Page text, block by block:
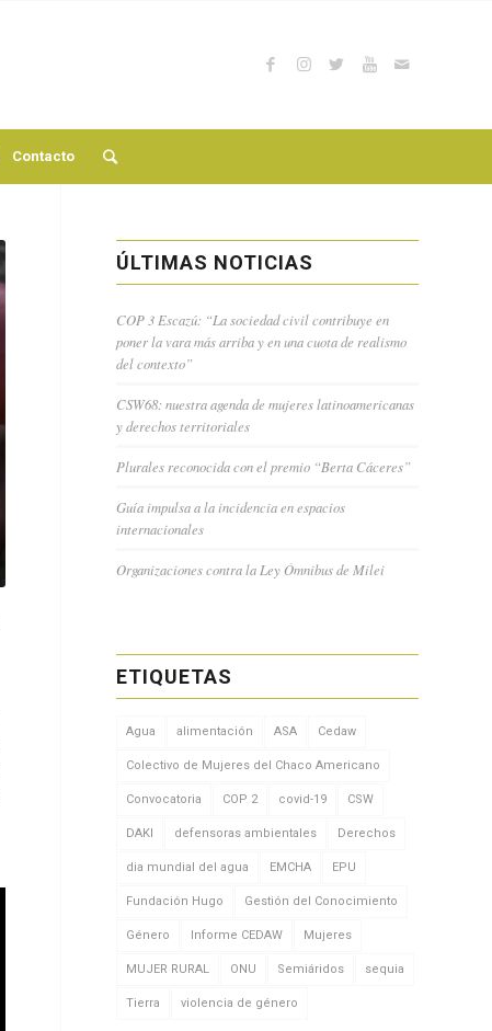
Contacto
ÚLTIMAS NOTICIAS
COP 3 Escazú: “La sociedad civil contribuye en
poner la vara más arriba y en una cuota de realismo
del contexto”
CSW68: nuestra agenda de mujeres latinoamericanas
y derechos territoriales
Plurales reconocida con el premio “Berta Cáceres”
Guía impulsa a la incidencia en espacios
internacionales
Organizaciones contra la Ley Ómnibus de Milei
ETIQUETAS
Agua alimentación ASA Cedaw
Colectivo de Mujeres del Chaco Americano
Convocatoria COP 2 covid-19 CSW
DAKI defensoras ambientales Derechos
dia mundial del agua EMCHA EPU
Fundación Hugo Gestión del Conocimiento
Género Informe CEDAW Mujeres
MUJER RURAL ONU Semiáridos sequia
Tierra violencia de género